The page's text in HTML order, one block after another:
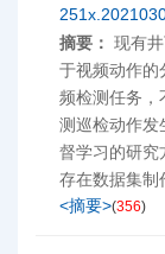
摘要： 现有
于视频动作的
频检测任务，
测巡检动作发
督学习的研究
存在数据集制
<摘要>(356)